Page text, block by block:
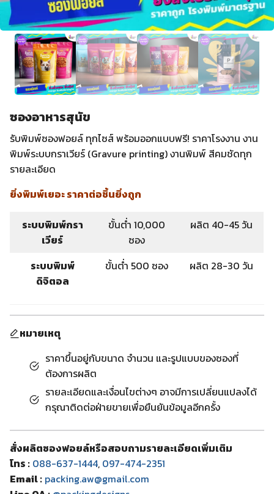
ซองอาหารสุนัข
รับพิมพ์ซองฟอยล์ ทุกไซส์ พร้อมออกแบบฟรี! ราคาโรงงาน งาน
พิมพ์ระบบกราเวียร์ (Gravure printing) งานพิมพ์ สีคมชัดทุก
รายละเอียด
ยิ่งพิมพ์เยอะ ราคาต่อชิ้นยิ่งถูก
ระบบพิมพ์กรา
เวียร์
ขั้นต่ำ 10,000
ซอง
ผลิต 40-45 วัน
ระบบพิมพ์
ดิจิตอล
ขั้นต่ำ 500 ซอง ผลิต 28-30 วัน
หมายเหตุ
ราคาขึ้นอยู่กับขนาด จำนวน และรูปแบบของซองที่
ต้องการผลิต
รายละเอียดและเงื่อนไขต่างๆ อาจมีการเปลี่ยนแปลงได้
กรุณาติดต่อฝ่ายขายเพื่อยืนยันข้อมูลอีกครั้ง
สั่งผลิตซองฟอยล์หรือสอบถามรายละเอียดเพิ่มเติม
โทร : 088-637-1444, 097-474-2351
Email : packing.aw@gmail.com